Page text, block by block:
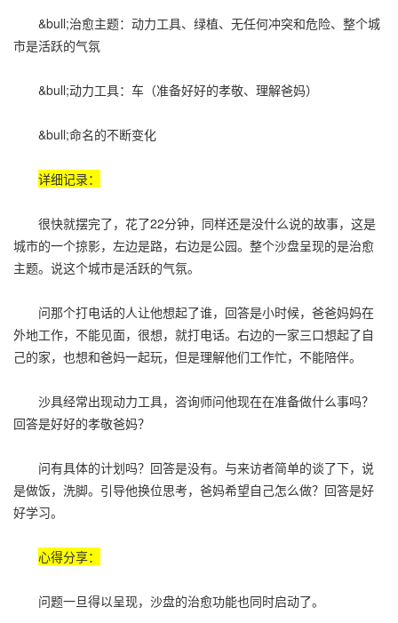
&bull;治愈主题：动力工具、绿植、无任何冲突和危险、整个城
市是活跃的气氛
&bull;动力工具：车（准备好好的孝敬、理解爸妈）
&bull;命名的不断变化
详细记录：
很快就摆完了，花了22分钟，同样还是没什么说的故事，这是
城市的一个掠影，左边是路，右边是公园。整个沙盘呈现的是治愈
主题。说这个城市是活跃的气氛。
问那个打电话的人让他想起了谁，回答是小时候，爸爸妈妈在
外地工作，不能见面，很想，就打电话。右边的一家三口想起了自
己的家，也想和爸妈一起玩，但是理解他们工作忙，不能陪伴。
沙具经常出现动力工具，咨询师问他现在在准备做什么事吗？
回答是好好的孝敬爸妈？
问有具体的计划吗？回答是没有。与来访者简单的谈了下，说
是做饭，洗脚。引导他换位思考，爸妈希望自己怎么做？回答是好
好学习。
心得分享：
问题一旦得以呈现，沙盘的治愈功能也同时启动了。